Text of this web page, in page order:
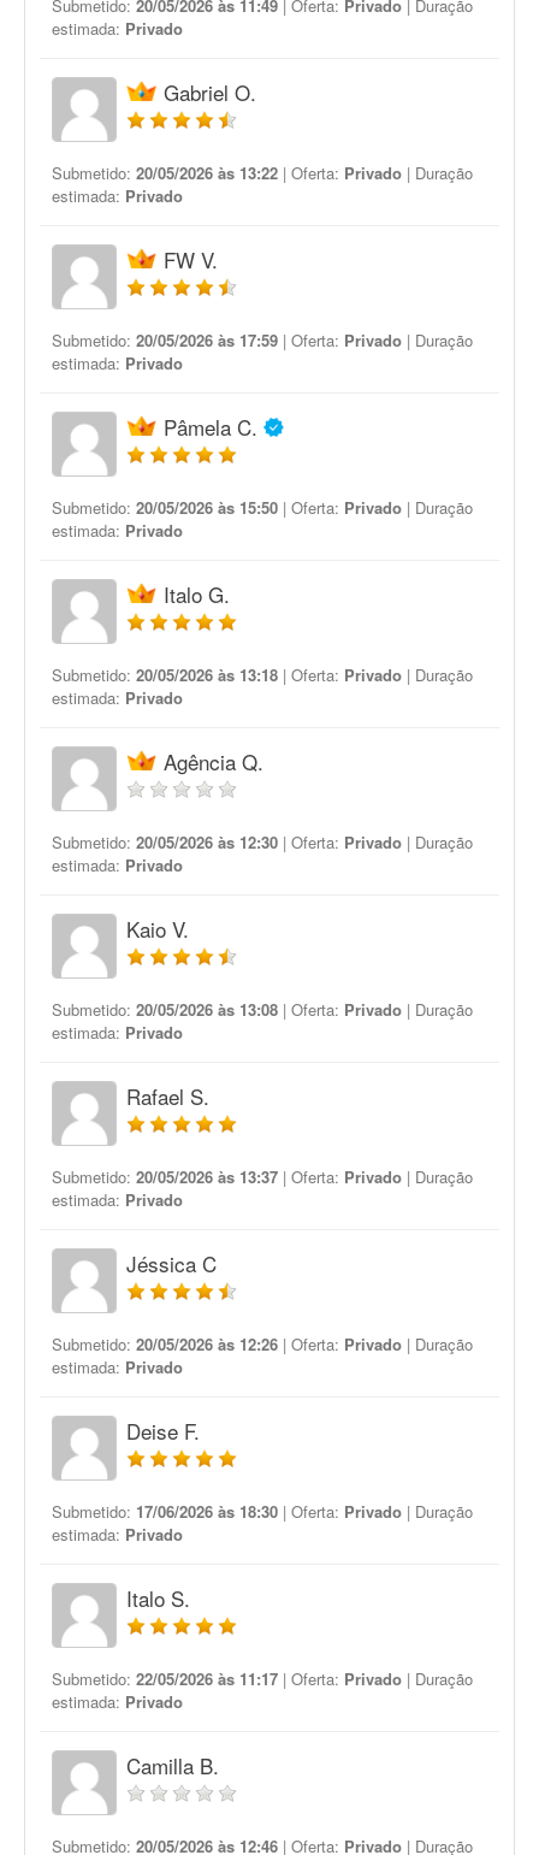
Submetido: 20/05/2026 às 11:49 | Oferta: Privado | Duração
estimada: Privado
Gabriel O.
Submetido: 20/05/2026 às 13:22 | Oferta: Privado | Duração
estimada: Privado
FW V.
Submetido: 20/05/2026 às 17:59 | Oferta: Privado | Duração
estimada: Privado
Pâmela C.
Submetido: 20/05/2026 às 15:50 | Oferta: Privado | Duração
estimada: Privado
Italo G.
Submetido: 20/05/2026 às 13:18 | Oferta: Privado | Duração
estimada: Privado
Agência Q.
Submetido: 20/05/2026 às 12:30 | Oferta: Privado | Duração
estimada: Privado
Kaio V.
Submetido: 20/05/2026 às 13:08 | Oferta: Privado | Duração
estimada: Privado
Rafael S.
Submetido: 20/05/2026 às 13:37 | Oferta: Privado | Duração
estimada: Privado
Jéssica C
Submetido: 20/05/2026 às 12:26 | Oferta: Privado | Duração
estimada: Privado
Deise F.
Submetido: 17/06/2026 às 18:30 | Oferta: Privado | Duração
estimada: Privado
Italo S.
Submetido: 22/05/2026 às 11:17 | Oferta: Privado | Duração
estimada: Privado
Camilla B.
Submetido: 20/05/2026 às 12:46 | Oferta: Privado | Duração